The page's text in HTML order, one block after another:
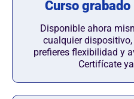
Curso
Disponible ahora
cualquier
prefieres flexibilidad y
Certifícate